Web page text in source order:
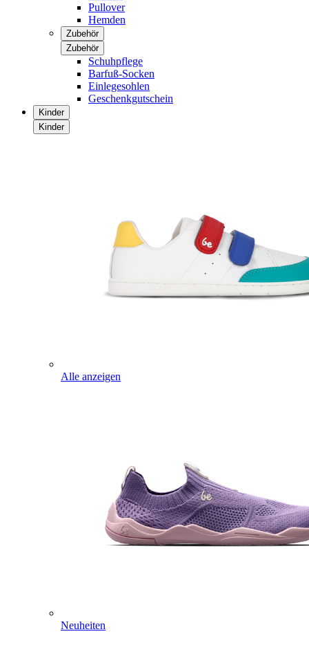
Pullover
Hemden
Zubehör
Zubehör
Schuhpflege
Barfuß-Socken
Einlegesohlen
Geschenkgutschein
Kinder
Kinder
Alle anzeigen
Neuheiten